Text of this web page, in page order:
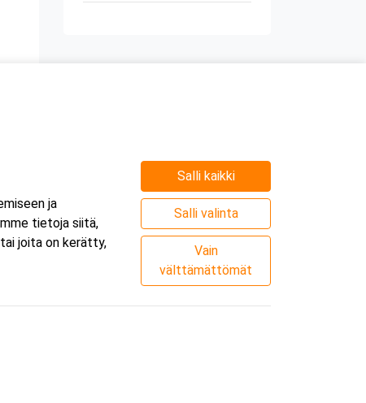
ja
tietoja siitä,
joita on kerätty,
Salli kaikki
Salli valinta
Vain
välttämättömät